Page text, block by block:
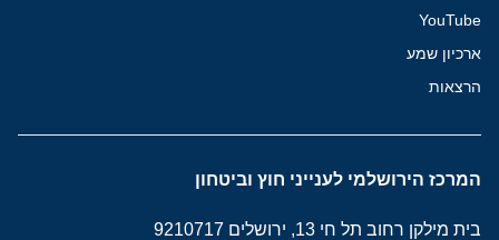
YouTube
ארכיון שמע
הרצאות
המרכז הירושלמי לענייני חוץ וביטחון
בית מילקן רחוב תל חי 13, ירושלים 9210717